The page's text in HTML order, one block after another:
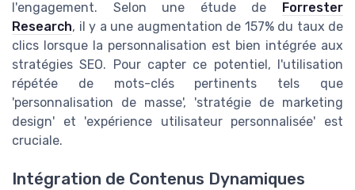
l'engagement. Selon une étude de Forrester
Research, il y a une augmentation de 157% du taux de
clics lorsque la personnalisation est bien intégrée aux
stratégies SEO. Pour capter ce potentiel, l'utilisation
répétée de mots-clés pertinents tels que
'personnalisation de masse', 'stratégie de marketing
design' et 'expérience utilisateur personnalisée' est
cruciale.
Intégration de Contenus Dynamiques